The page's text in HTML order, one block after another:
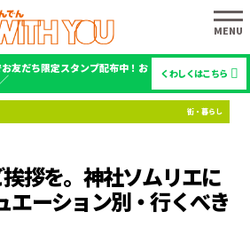
友だち限定スタンプ配布中！お
くわしくはこちら
拶を。神社ソムリエに
エーション別・行くべき